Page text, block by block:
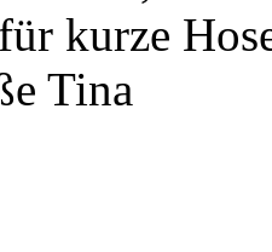
kurze
Tina